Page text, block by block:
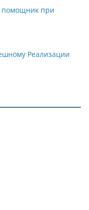
при
Реализации